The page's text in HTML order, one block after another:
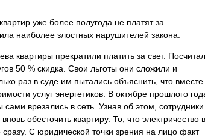
уже более полугода не платят за
наиболее злостных нарушителей закона.
квартиры прекратили платить за свет.
50 % скидка. Свои льготы они сложили и
раз в суде им пытались объяснить, что вместе
услуг энергетиков. В октябре прошлого
врезались в сеть. Узнав об этом, сотрудники
обесточить квартиру. То, что электричество в
сразу. С юридической точки зрения на лицо факт